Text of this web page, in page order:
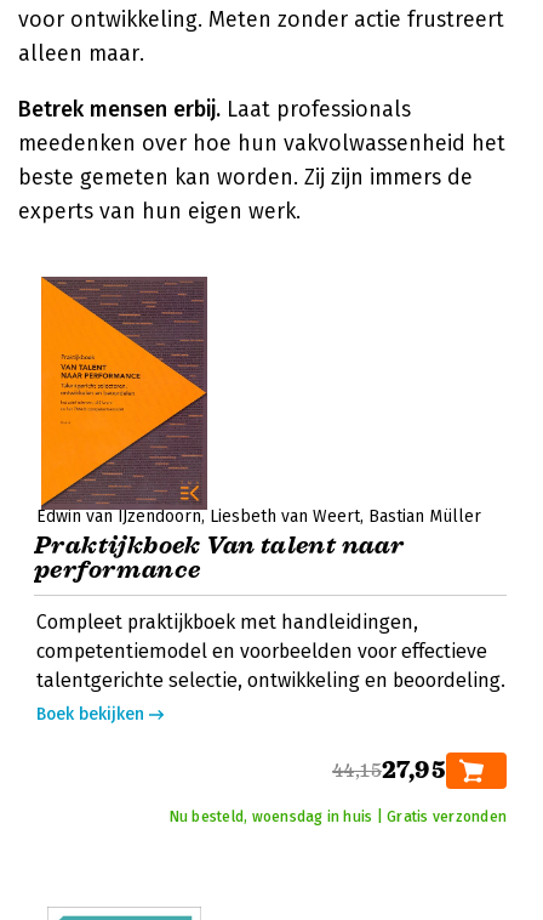
voor ontwikkeling. Meten zonder actie frustreert
alleen maar.
Betrek mensen erbij. Laat professionals
meedenken over hoe hun vakvolwassenheid het
beste gemeten kan worden. Zij zijn immers de
experts van hun eigen werk.
Edwin van IJzendoorn Liesbeth van Weert Bastian Müller
Praktijkboek Van talent naar
performance
Compleet praktijkboek met handleidingen,
competentiemodel en voorbeelden voor effectieve
talentgerichte selectie, ontwikkeling en beoordeling.
Boek bekijken
44,1527,95
Nu besteld, woensdag in huis | Gratis verzonden